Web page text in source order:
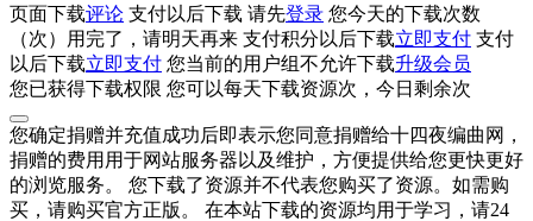
页面下载评论 支付以后下载 请先登录 您今天的下载次数
（次）用完了，请明天再来 支付积分 以后下载立即支付 支付
以后下载立即支付 您当前的用户组不允许下载升级会员
您已获得下载权限 您可以每天下载资源次，今日剩余次
您确定捐赠并充值成功后即表示您同意捐赠给十四夜编曲网，
捐赠的费用用于网站服务器以及维护，方便提供给您更快更好
的浏览服务。 您下载了资源并不代表您购买了资源。如需购
买，请购买官方正版。 在本站下载的资源均用于学习，请24